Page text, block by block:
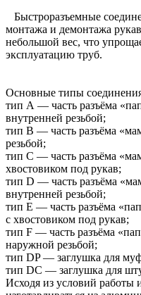
Быстроразъемные
монтажа и демонтажа
небольшой вес, что
эксплуатацию труб.
Основные типы
тип А — часть разъёма
внутренней резьбой;
тип B — часть разъёма
резьбой;
тип С — часть разъёма
хвостовиком под рукав;
тип D — часть разъёма
внутренней резьбой;
тип Е — часть разъёма
с хвостовиком под рукав;
тип F — часть разъёма
наружной резьбой;
тип DP — заглушка для
тип DC — заглушка для
Исходя из условий работы